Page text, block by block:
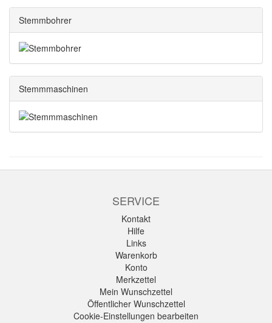
Stemmbohrer
Stemmmaschinen
SERVICE
Kontakt
Hilfe
Links
Warenkorb
Konto
Merkzettel
Mein Wunschzettel
Öffentlicher Wunschzettel
Cookie-Einstellungen bearbeiten